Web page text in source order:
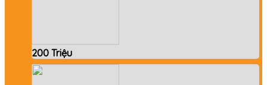
200 Triệu